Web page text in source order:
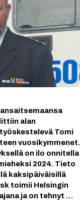
alan
Tomi
vuosikymmenet.
on ilo onnitella
2024. Tieto
kaksipäiväisillä
toimii Helsingin
ja on tehnyt …